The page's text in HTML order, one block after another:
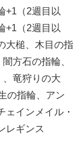
+1（2週目以
+1（2週目以
大槌、木目の指
方石の指輪、
竜狩りの大
の指輪、アン
ェインメイル・
レギンス